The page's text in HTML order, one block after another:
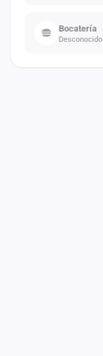
Bocatería
Desconocido